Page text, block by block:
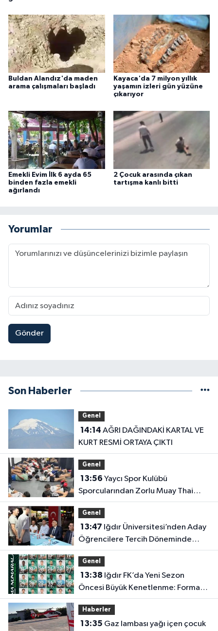
Buldan Alandız'da maden
arama çalışmaları başladı
Kayaca'da 7 milyon yıllık
yaşamın izleri gün yüzüne
çıkarıyor
Emekli Evim İlk 6 ayda 65
binden fazla emekli
ağırlandı
2 Çocuk arasında çıkan
tartışma kanlı bitti
Yorumlar
Gönder
Son Haberler
Genel
14:14
KURT RESMİ ORTAYA ÇIKTI
Genel
13:56
Sporcularından Zorlu Muay Thai
Eğitimi
Genel
13:47
Öğrencilere Tercih Döneminde
Rehberlik Desteği
Genel
13:38
Öncesi Büyük Kenetlenme: Forma
Numaraları Belli Oldu
Haberler
13:35